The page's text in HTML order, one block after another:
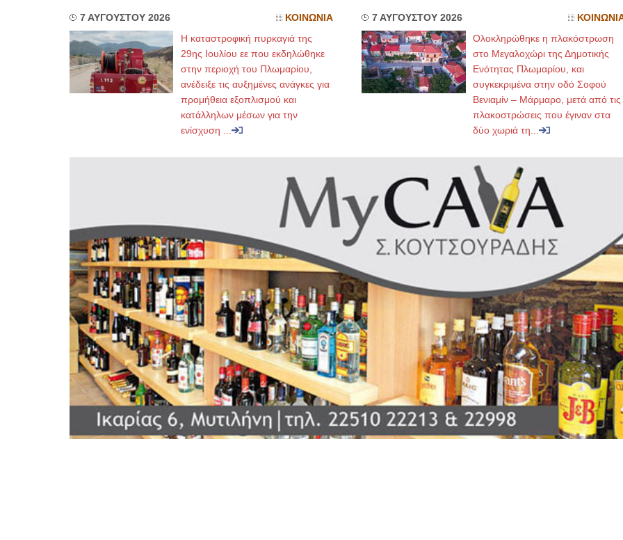
7 ΑΥΓΟΥΣΤΟΥ 2026 ΚΟΙΝΩΝΙΑ
Η καταστροφική πυρκαγιά της
29ης Ιουλίου εε που εκδηλώθηκε
στην περιοχή του Πλωμαρίου,
ανέδειξε τις αυξημένες ανάγκες για
προμήθεια εξοπλισμού και
κατάλληλων μέσων για την
ενίσχυση ...
7 ΑΥΓΟΥΣΤΟΥ 2026
Ολοκληρώθηκε η πλακόστρωση
στο Μεγαλοχώρι της Δημοτικής
Ενότητας Πλωμαρίου, και
συγκεκριμένα στην οδό Σοφού
Βενιαμίν – Μάρμαρο, μετά από τις
πλακοστρώσεις που έγιναν στα
δύο χωριά τη...